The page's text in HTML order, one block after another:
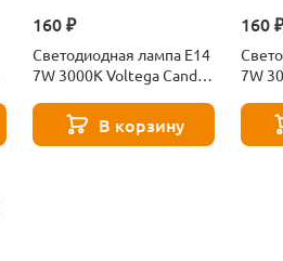
160 ₽
Светодиодная лампа E14
7W 3000K Voltega Candle
В корзину
160
7W